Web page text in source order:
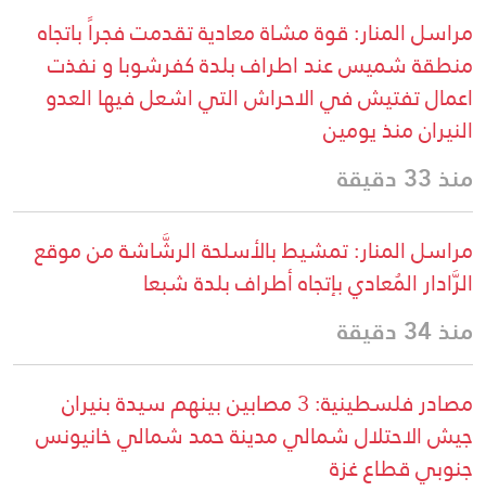
مراسل المنار: قوة مشاة معادية تقدمت فجراً باتجاه
منطقة شميس عند اطراف بلدة كفرشوبا و نفذت
اعمال تفتيش في الاحراش التي اشعل فيها العدو
النيران منذ يومين
منذ 33 دقيقة
مراسل المنار: تمشيط بالأسلحة الرشَّاشة من موقع
الرَّادار المُعادي بإتجاه أطراف بلدة شبعا
منذ 34 دقيقة
مصادر فلسطينية: 3 مصابين بينهم سيدة بنيران
جيش الاحتلال شمالي مدينة حمد شمالي خانيونس
جنوبي قطاع غزة